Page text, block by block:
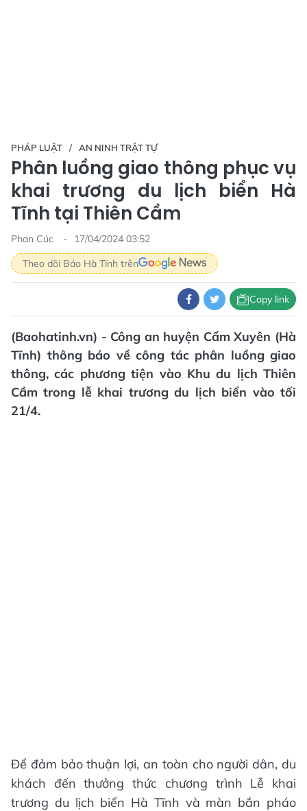
PHÁP LUẬT AN NINH TRẬT TỰ
Phân luồng giao thông phục vụ
khai trương du lịch biển Hà
Tĩnh tại Thiên Cầm
Phan Cúc
17/04/2024 03:52
Theo dõi Báo Hà Tĩnh trên
Copy link
(Baohatinh.vn) - Công an huyện Cẩm Xuyên (Hà
Tĩnh) thông báo về công tác phân luồng giao
thông, các phương tiện vào Khu du lịch Thiên
Cầm trong lễ khai trương du lịch biển vào tối
21/4.
Để đảm bảo thuận lợi, an toàn cho người dân, du
khách đến thưởng thức chương trình Lễ khai
trương du lịch biển Hà Tĩnh và màn bắn pháo